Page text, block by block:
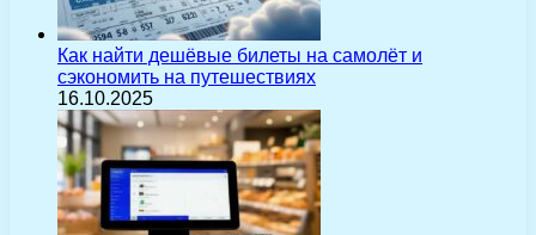
Как найти дешёвые билеты на самолёт и
сэкономить на путешествиях
16.10.2025